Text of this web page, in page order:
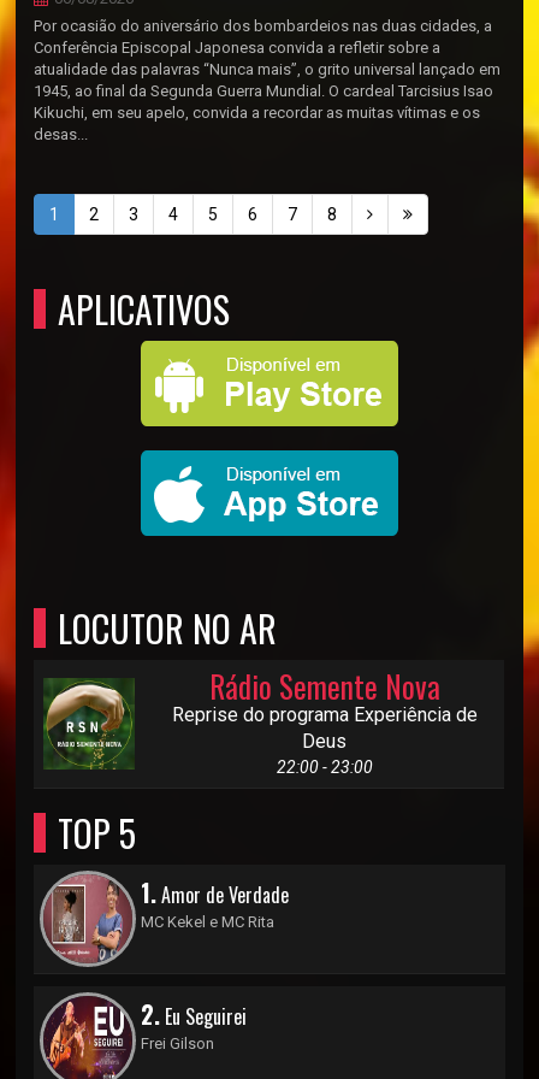
Por ocasião do aniversário dos bombardeios nas duas cidades, a
Conferência Episcopal Japonesa convida a refletir sobre a
atualidade das palavras “Nunca mais”, o grito universal lançado em
1945, ao final da Segunda Guerra Mundial. O cardeal Tarcisius Isao
Kikuchi, em seu apelo, convida a recordar as muitas vítimas e os
desas...
1 2 3 4 5 6 7 8
APLICATIVOS
LOCUTOR NO AR
Rádio Semente Nova
Reprise do programa Experiência de
Deus
22:00 - 23:00
TOP 5
1.Amor de Verdade
MC Kekel e MC Rita
2. Eu Seguirei
Frei Gilson